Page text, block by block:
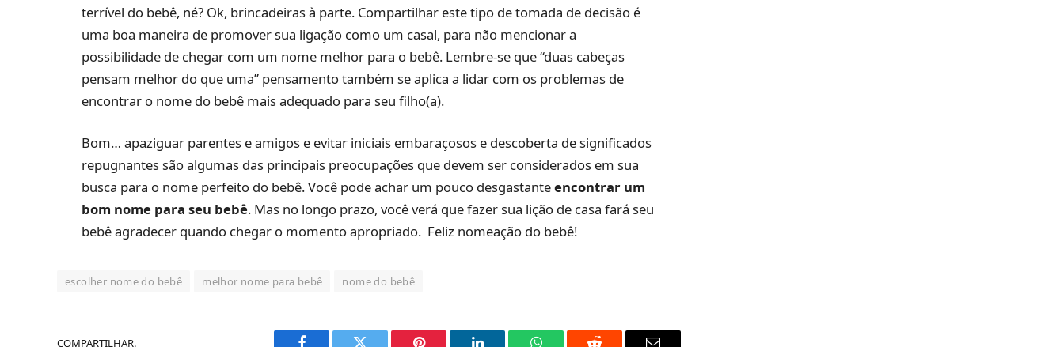
terrível do bebê, né? Ok, brincadeiras à parte. Compartilhar este tipo de tomada de decisão é
uma boa maneira de promover sua ligação como um casal, para não mencionar a
possibilidade de chegar com um nome melhor para o bebê. Lembre-se que “duas cabeças
pensam melhor do que uma” pensamento também se aplica a lidar com os problemas de
encontrar o nome do bebê mais adequado para seu filho(a).
Bom… apaziguar parentes e amigos e evitar iniciais embaraçosos e descoberta de significados
repugnantes são algumas das principais preocupações que devem ser considerados em sua
busca para o nome perfeito do bebê. Você pode achar um pouco desgastanteencontrar um
bom nome para seu bebê. Mas no longo prazo, você verá que fazer sua lição de casa fará seu
bebê agradecer quando chegar o momento apropriado. Feliz nomeação do bebê!
escolher nome do bebê melhor nome para bebê nome do bebê
COMPARTILHAR.